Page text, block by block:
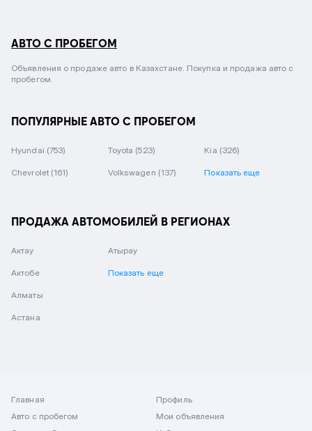
АВТО С ПРОБЕГОМ
Объявления о продаже авто в Казахстане. Покупка и продажа авто с
пробегом.
ПОПУЛЯРНЫЕ АВТО С ПРОБЕГОМ
Hyundai (753) Toyota (523) Kia (326)
Chevrolet (161) Volkswagen (137) Показать еще
ПРОДАЖА АВТОМОБИЛЕЙ В РЕГИОНАХ
Актау
Актобе
Алматы
Астана
Атырау
Показать еще
Главная
Авто с пробегом
Профиль
Мои объявления